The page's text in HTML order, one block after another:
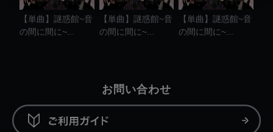
【単曲】謎惑館~音
の間に間に~...
【単曲】謎惑館~音
の間に間に~...
【単曲】謎惑館~音
の間に間に~...
お問い合わせ